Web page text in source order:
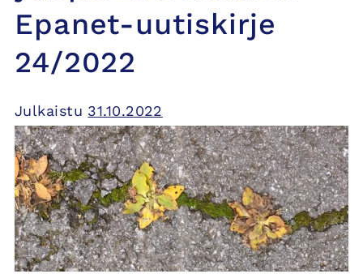
Epanet-uutiskirje
24/2022
Julkaistu 31.10.2022